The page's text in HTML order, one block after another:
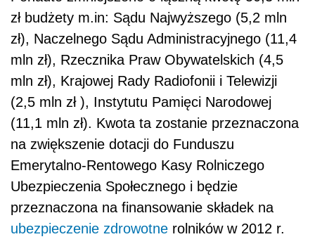
zł budżety m.in: Sądu Najwyższego (5,2 mln
zł), Naczelnego Sądu Administracyjnego (11,4
mln zł), Rzecznika Praw Obywatelskich (4,5
mln zł), Krajowej Rady Radiofonii i Telewizji
(2,5 mln zł ), Instytutu Pamięci Narodowej
(11,1 mln zł). Kwota ta zostanie przeznaczona
na zwiększenie dotacji do Funduszu
Emerytalno-Rentowego Kasy Rolniczego
Ubezpieczenia Społecznego i będzie
przeznaczona na finansowanie składek na
ubezpieczenie zdrowotne rolników w 2012 r.